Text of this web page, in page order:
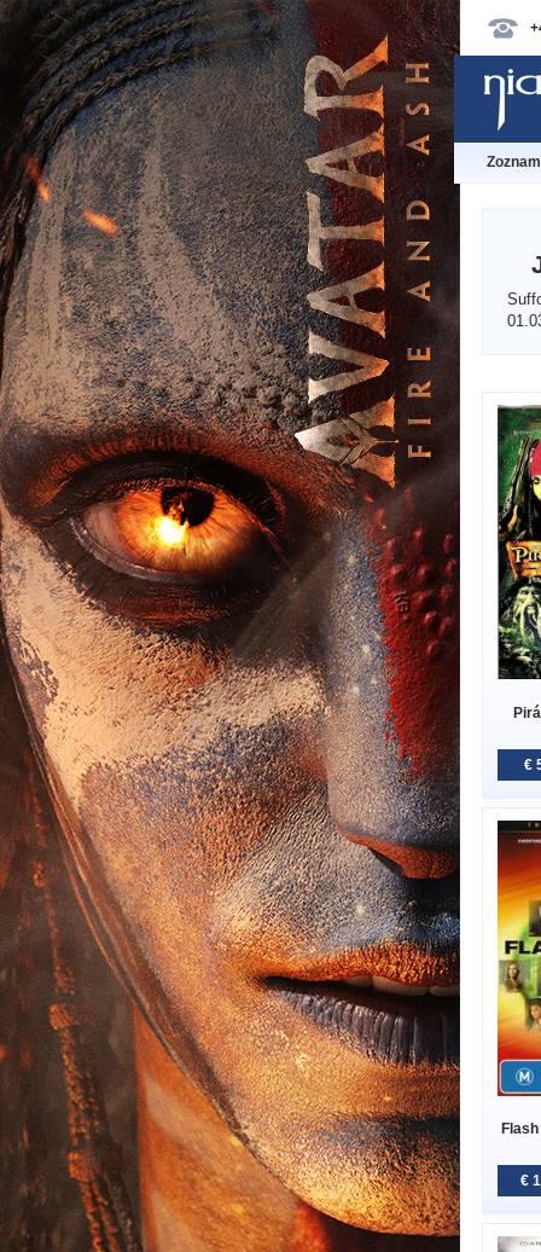
€
€